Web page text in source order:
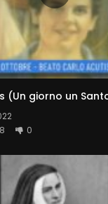
(Un giorno un
0